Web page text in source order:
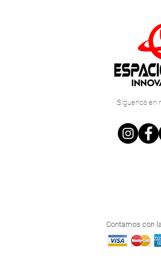
Síguenos en
Contamos con